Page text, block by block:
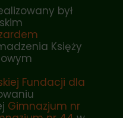
był
Księży
Fundacji dla
Gimnazjum nr